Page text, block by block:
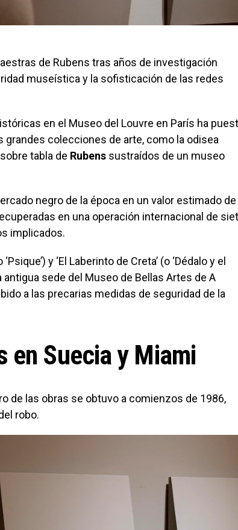
de Rubens tras años de investigación
museística y la sofisticación de las redes
en el Museo del Louvre en París ha
grandes colecciones de arte, como la odisea
tabla de Rubens sustraídos de un museo
negro de la época en un valor estimado de
en una operación internacional de
implicados.
y ‘El Laberinto de Creta’ (o ‘Dédalo y el
antigua sede del Museo de Bellas Artes de A
a las precarias medidas de seguridad de la
en Suecia y Miami
de las obras se obtuvo a comienzos de 1986,
robo.